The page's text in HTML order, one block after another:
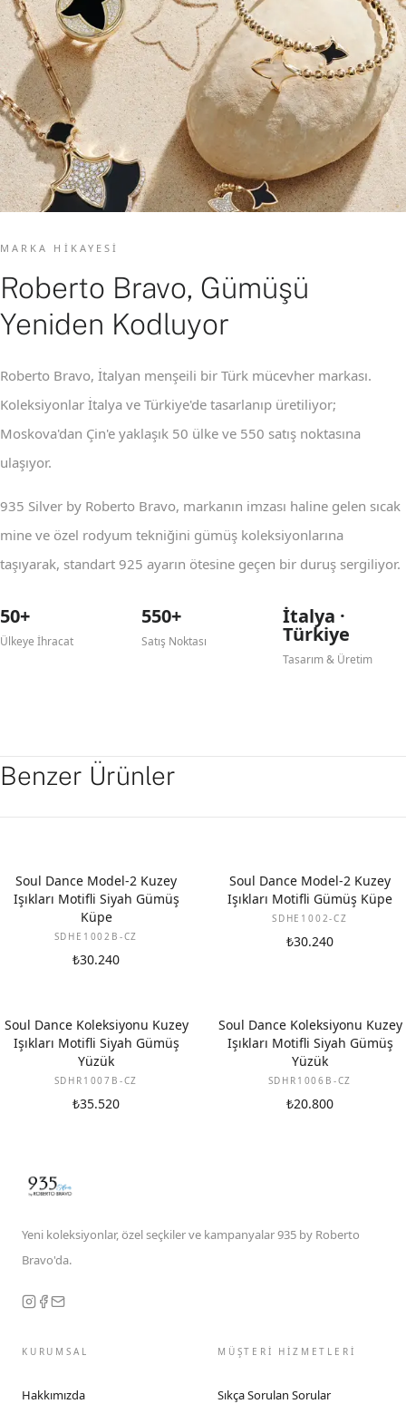
MARKA HIKAYESI
Roberto Bravo, Gümüşü
Yeniden Kodluyor
Roberto Bravo, İtalyan menşeili bir Türk mücevher markası.
Koleksiyonlar İtalya ve Türkiye'de tasarlanıp üretiliyor;
Moskova'dan Çin'e yaklaşık 50 ülke ve 550 satış noktasına
ulaşıyor.
935 Silver by Roberto Bravo, markanın imzası haline gelen sıcak
mine ve özel rodyum tekniğini gümüş koleksiyonlarına
taşıyarak, standart 925 ayarın ötesine geçen bir duruş sergiliyor.
50+
Ülkeye İhracat
550+
Satış Noktası
İtalya ·
Türkiye
Tasarım & Üretim
Benzer Ürünler
Soul Dance Model-2 Kuzey
Işıkları Motifli Siyah Gümüş
Küpe
SDHE1002B-CZ
₺30.240
Soul Dance Model-2 Kuzey
Işıkları Motifli Gümüş Küpe
SDHE1002-CZ
₺30.240
Soul Dance Koleksiyonu Kuzey
Işıkları Motifli Siyah Gümüş
Yüzük
SDHR1007B-CZ
₺35.520
Soul Dance Koleksiyonu Kuzey
Işıkları Motifli Siyah Gümüş
Yüzük
SDHR1006B-CZ
₺20.800
Yeni koleksiyonlar, özel seçkiler ve kampanyalar 935 by Roberto
Bravo'da.
KURUMSAL
Hakkımızda
MÜŞTERİ HİZMETLERİ
Sıkça Sorulan Sorular